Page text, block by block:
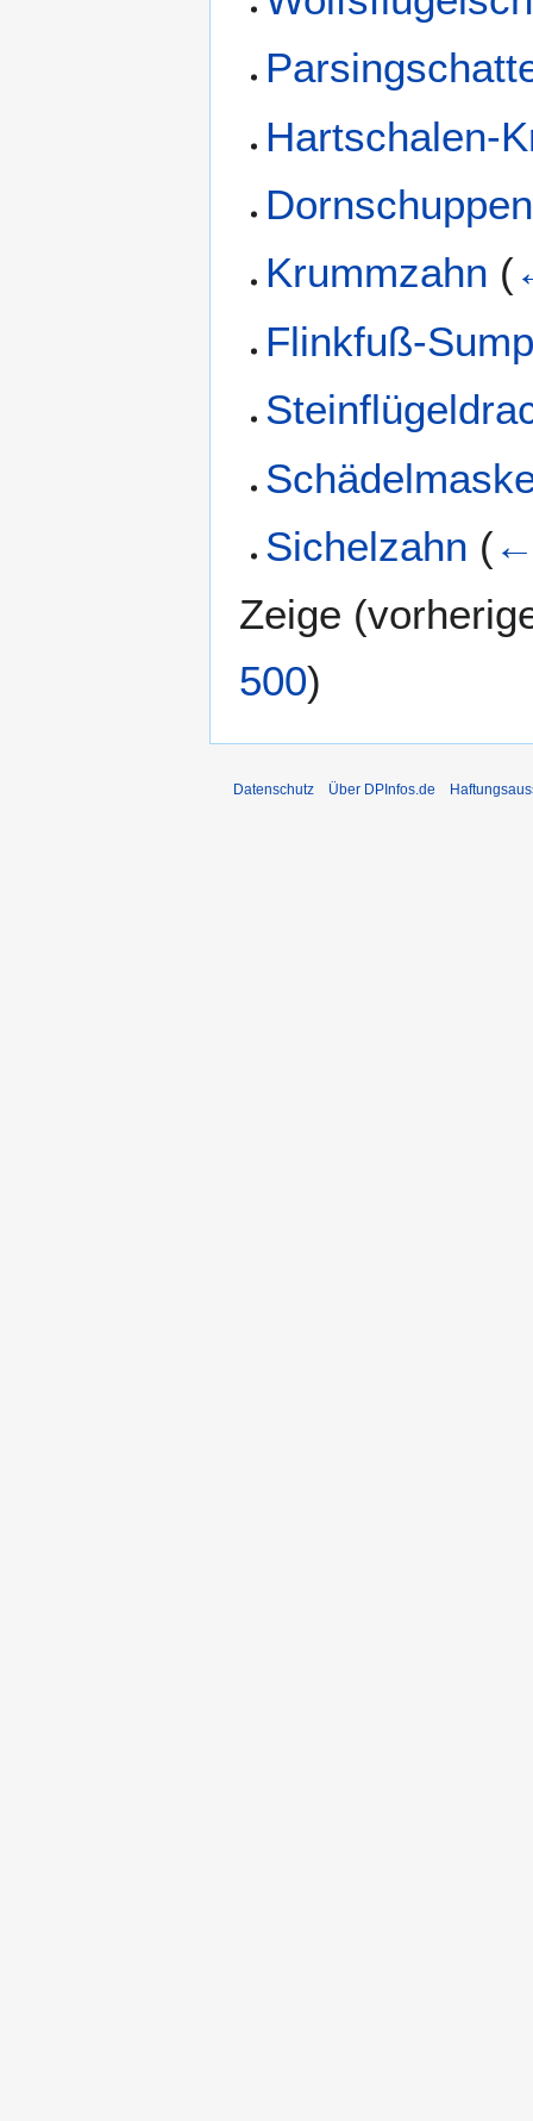
Hartschalen-
Krummzahn (
Flinkfuß-
Sichelzahn (
Zeige (
500)
Datenschutz Über DPInfos.de